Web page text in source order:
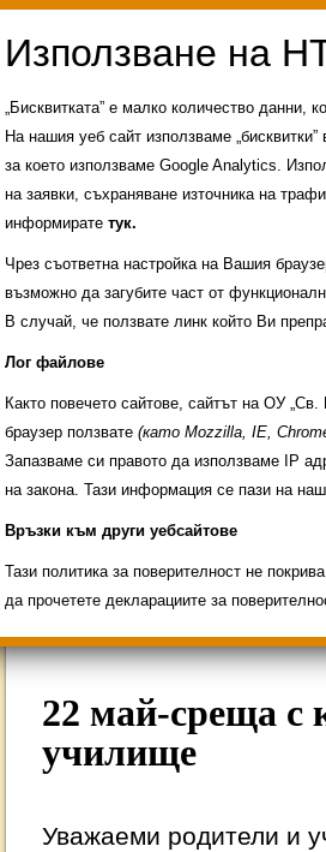
Свободни места за
ИНОВАЦИЯ 2026
22 май-среща с
училище
Уважаеми родители и
„Бисквитката” е малко количество данни,
На нашия уеб сайт използваме
за което използваме Google Analytics.
на заявки, съхраняване източника на
информирате тук.
Чрез съответна настройка на Вашия
възможно да загубите част от
В случай, че ползвате линк който Ви
Лог файлове
Както повечето сайтове, сайтът на ОУ
браузер ползвате (като Mozzilla, IE,
Запазваме си правото да използваме IP
на закона. Тази информация се пази на
Връзки към други уебсайтове
Тази политика за поверителност не
да прочетете декларациите за